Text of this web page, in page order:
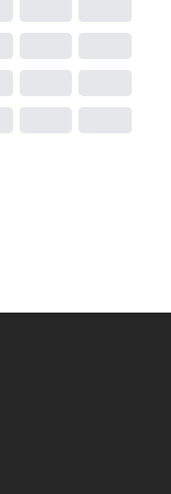
till hotellet i
inte i
längd
från 16